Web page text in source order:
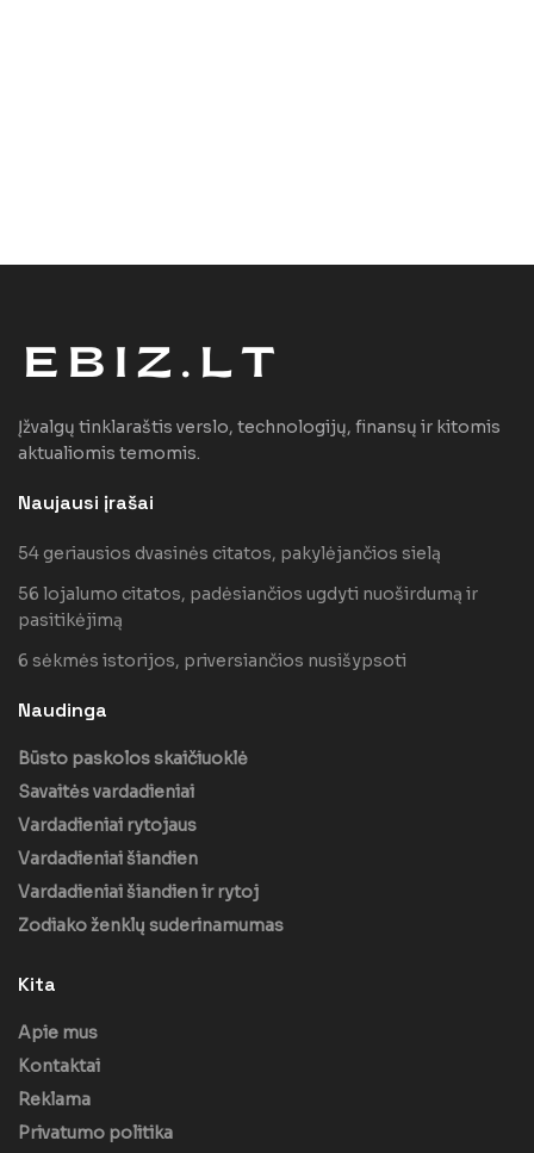
Įžvalgų tinklaraštis verslo, technologijų, finansų ir kitomis
aktualiomis temomis.
Naujausi įrašai
54 geriausios dvasinės citatos, pakylėjančios sielą
56 lojalumo citatos, padėsiančios ugdyti nuoširdumą ir
pasitikėjimą
6 sėkmės istorijos, priversiančios nusišypsoti
Naudinga
Būsto paskolos skaičiuoklė
Savaitės vardadieniai
Vardadieniai rytojaus
Vardadieniai šiandien
Vardadieniai šiandien ir rytoj
Zodiako ženklų suderinamumas
Kita
Apie mus
Kontaktai
Reklama
Privatumo politika